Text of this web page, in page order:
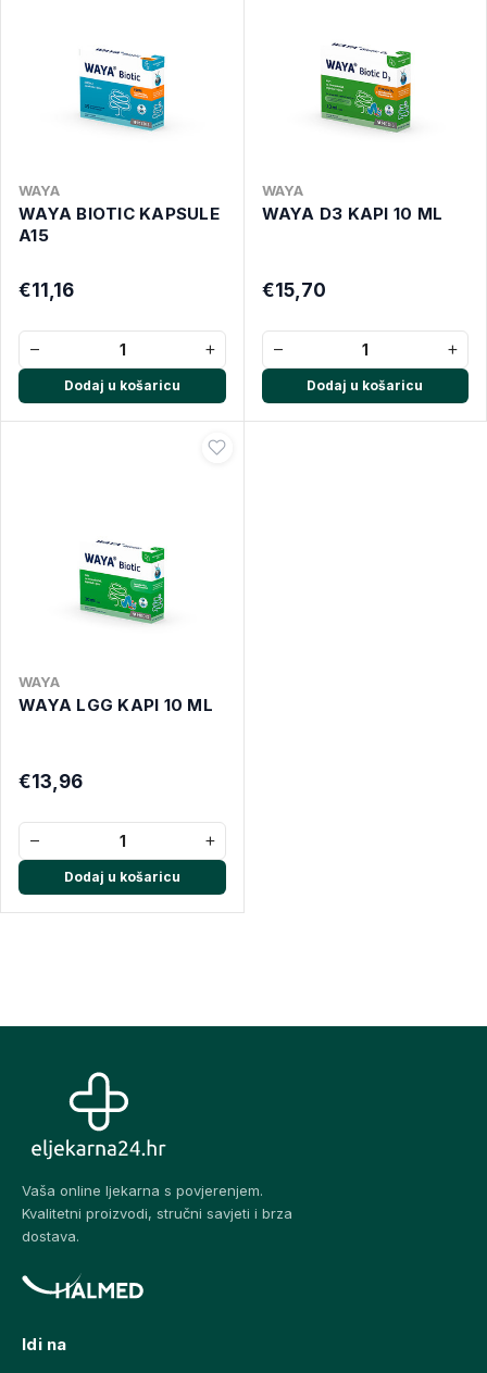
WAYA
WAYA BIOTIC KAPSULE
A15
€11,16
− +
Dodaj u košaricu
WAYA
WAYA D3 KAPI 10 ML
€15,70
− +
Dodaj u košaricu
WAYA
WAYA LGG KAPI 10 ML
€13,96
− +
Dodaj u košaricu
Vaša online ljekarna s povjerenjem.
Kvalitetni proizvodi, stručni savjeti i brza
dostava.
Idi na